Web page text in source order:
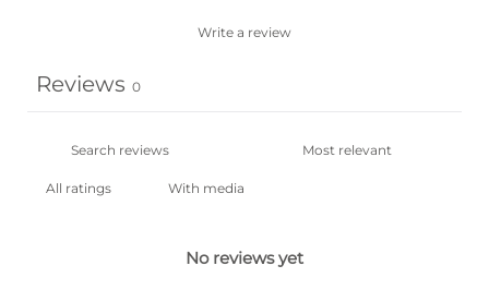
Write a review
Reviews 0
With media
No reviews yet